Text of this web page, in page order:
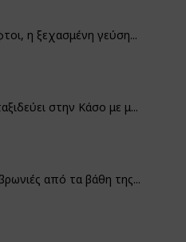
η ξεχασμένη γεύση...
στην Κάσο με μ...
από τα βάθη της...